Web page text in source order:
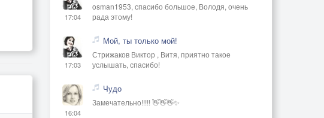
17:04
osman1953, спасибо большое, Володя, очень
рада этому!
17:03
Мой, ты только мой!
Стрижаков Виктор , Витя, приятно такое
услышать, спасибо!
16:04
Чудо
Замечательно!!!!! 👋👋👋✨